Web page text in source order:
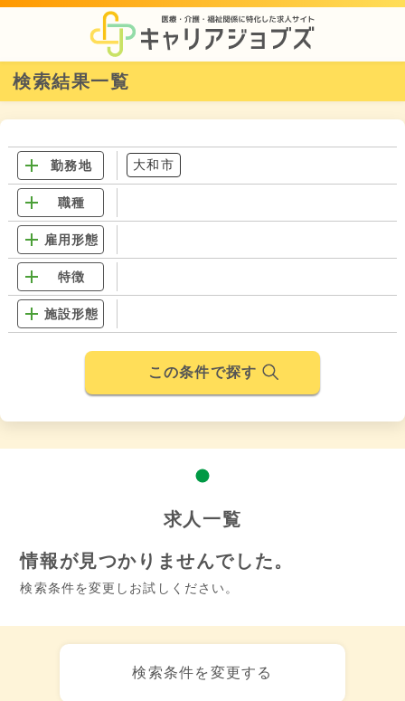
検索結果一覧
勤務地 大和市
職種
雇用形態
特徴
施設形態
この条件で探す
求人一覧
情報が見つかりませんでした。
検索条件を変更しお試しください。
検索条件を変更する